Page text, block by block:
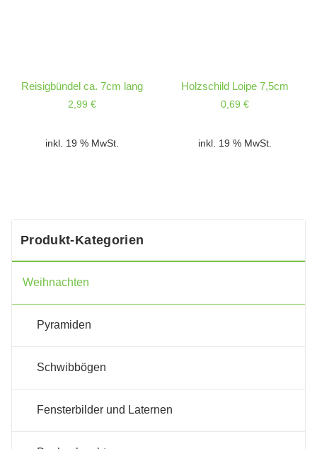
Reisigbündel ca. 7cm lang
2,99 €
inkl. 19 % MwSt.
Holzschild Loipe 7,5cm
0,69€
inkl. 19 % MwSt.
Produkt-Kategorien
Weihnachten
Pyramiden
Schwibbögen
Fensterbilder und Laternen